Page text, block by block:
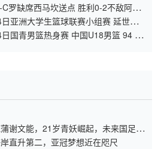
罗缺席西马坎送点 胜利0-2不敌阿尔
亚洲大学生篮球联赛小组赛 延世大
国青男篮热身赛 中国U18男篮 94 -
谢文能，21岁青妖崛起，未来国足新
直升第二，亚冠梦想近在咫尺